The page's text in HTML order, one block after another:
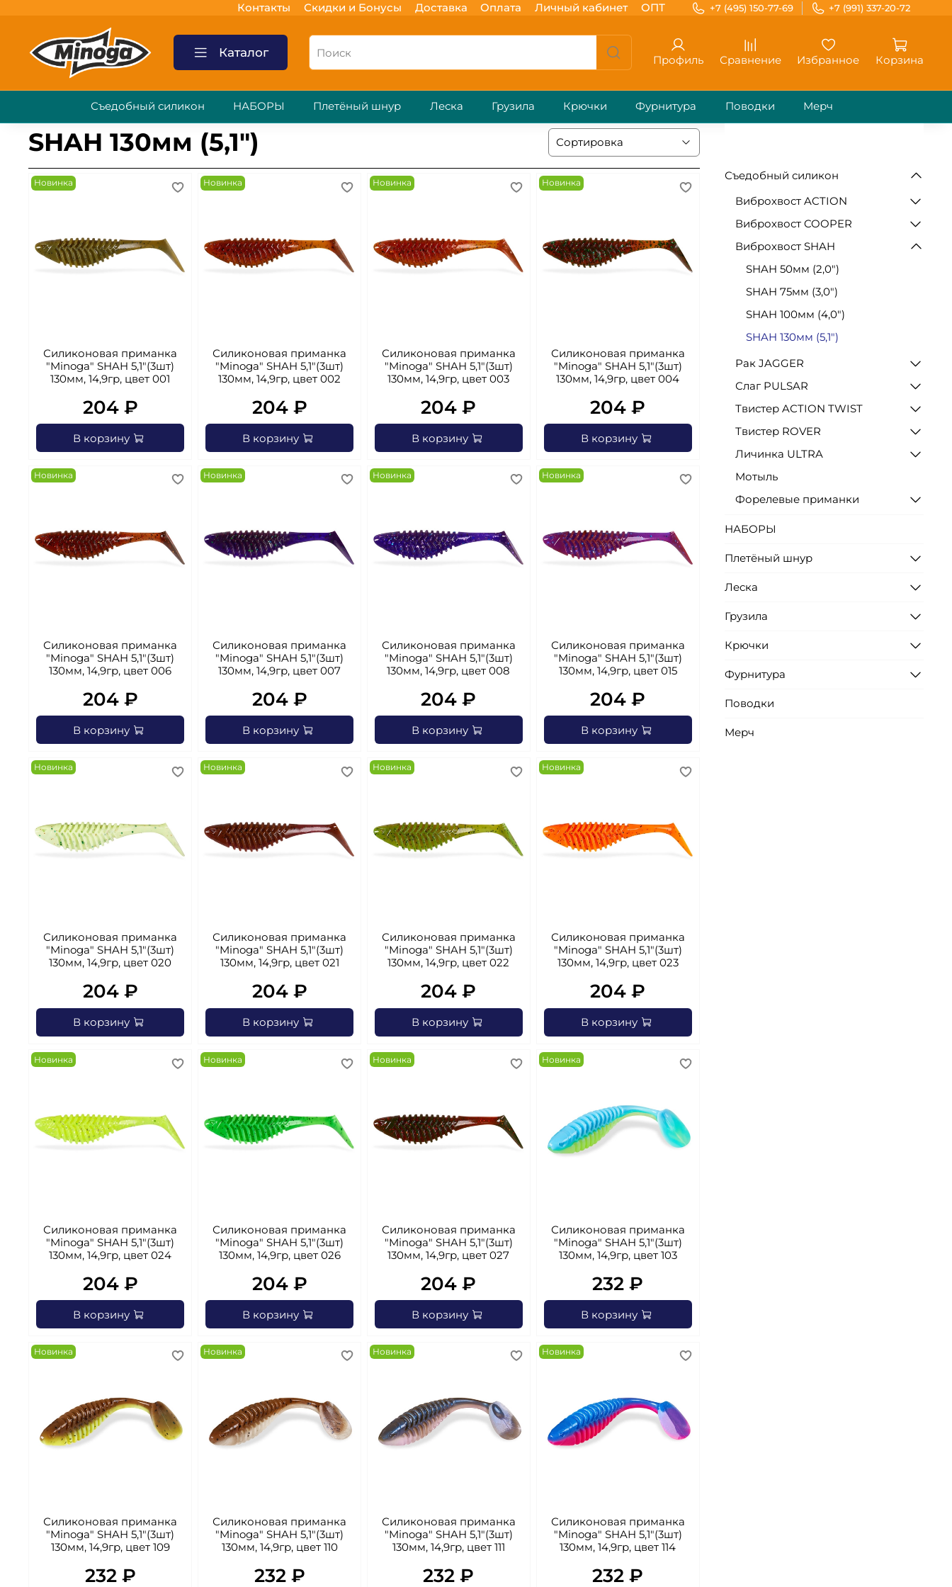
Контакты Скидки и Бонусы Доставка Оплата Личный кабинет ОПТ +7 (495) 150-77-69 +7 (991) 337-20-72
Каталог
Профиль Сравнение Избранное Корзина
Съедобный силикон НАБОРЫ Плетёный шнур Леска Грузила Крючки Фурнитура Поводки Мерч
SHAH 130мм (5,1")
Новинка
Силиконовая приманка
"Minoga" SHAH 5,1"(3шт)
130мм, 14,9гр, цвет 001
204 ₽
В корзину
Новинка
Силиконовая приманка
"Minoga" SHAH 5,1"(3шт)
130мм, 14,9гр, цвет 002
204 ₽
В корзину
Новинка
Силиконовая приманка
"Minoga" SHAH 5,1"(3шт)
130мм, 14,9гр, цвет 003
204 ₽
В корзину
Новинка
Силиконовая приманка
"Minoga" SHAH 5,1"(3шт)
130мм, 14,9гр, цвет 004
204 ₽
В корзину
Новинка
Силиконовая приманка
"Minoga" SHAH 5,1"(3шт)
130мм, 14,9гр, цвет 006
204 ₽
В корзину
Новинка
Силиконовая приманка
"Minoga" SHAH 5,1"(3шт)
130мм, 14,9гр, цвет 007
204 ₽
В корзину
Новинка
Силиконовая приманка
"Minoga" SHAH 5,1"(3шт)
130мм, 14,9гр, цвет 008
204 ₽
В корзину
Новинка
Силиконовая приманка
"Minoga" SHAH 5,1"(3шт)
130мм, 14,9гр, цвет 015
204 ₽
В корзину
Новинка
Силиконовая приманка
"Minoga" SHAH 5,1"(3шт)
130мм, 14,9гр, цвет 020
204 ₽
В корзину
Новинка
Силиконовая приманка
"Minoga" SHAH 5,1"(3шт)
130мм, 14,9гр, цвет 021
204 ₽
В корзину
Новинка
Силиконовая приманка
"Minoga" SHAH 5,1"(3шт)
130мм, 14,9гр, цвет 022
204 ₽
В корзину
Новинка
Силиконовая приманка
"Minoga" SHAH 5,1"(3шт)
130мм, 14,9гр, цвет 023
204 ₽
В корзину
Новинка
Силиконовая приманка
"Minoga" SHAH 5,1"(3шт)
130мм, 14,9гр, цвет 024
204 ₽
В корзину
Новинка
Силиконовая приманка
"Minoga" SHAH 5,1"(3шт)
130мм, 14,9гр, цвет 026
204 ₽
В корзину
Новинка
Силиконовая приманка
"Minoga" SHAH 5,1"(3шт)
130мм, 14,9гр, цвет 027
204 ₽
В корзину
Новинка
Силиконовая приманка
"Minoga" SHAH 5,1"(3шт)
130мм, 14,9гр, цвет 103
232 ₽
В корзину
Новинка
Силиконовая приманка
"Minoga" SHAH 5,1"(3шт)
130мм, 14,9гр, цвет 109
232 ₽
Новинка
Силиконовая приманка
"Minoga" SHAH 5,1"(3шт)
130мм, 14,9гр, цвет 110
232 ₽
Новинка
Силиконовая приманка
"Minoga" SHAH 5,1"(3шт)
130мм, 14,9гр, цвет 111
232 ₽
Новинка
Силиконовая приманка
"Minoga" SHAH 5,1"(3шт)
130мм, 14,9гр, цвет 114
232 ₽
Съедобный силикон
Виброхвост ACTION
Виброхвост COOPER
Виброхвост SHAH
SHAH 50мм (2,0")
SHAH 75мм (3,0")
SHAH 100мм (4,0")
SHAH 130мм (5,1")
Рак JAGGER
Слаг PULSAR
Твистер AСTION TWIST
Твистер ROVER
Личинка ULTRA
Мотыль
Форелевые приманки
НАБОРЫ
Плетёный шнур
Леска
Грузила
Крючки
Фурнитура
Поводки
Мерч